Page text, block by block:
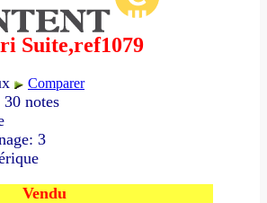
Suite,ref1079
Comparer
30 notes
3
Vendu